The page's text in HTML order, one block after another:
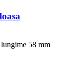
58 mm